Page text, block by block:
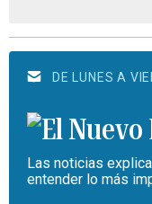
DE LUNES A
Las noticias
entender lo más